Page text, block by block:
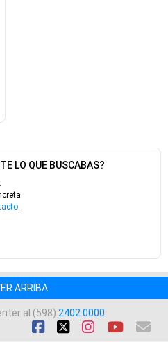
LO QUE BUSCABAS?
.
ARRIBA
al (598) 2402 0000